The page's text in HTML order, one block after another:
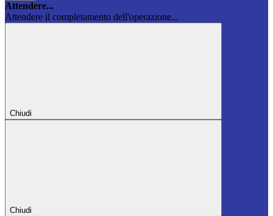
Attendere...
Attendere il completamento dell'operazione...
Chiudi
Chiudi